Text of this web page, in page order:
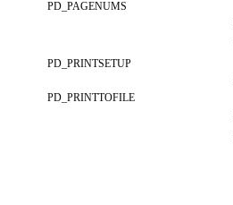
PD_PAGENUMS
PD_PRINTSETUP
PD_PRINTTOFILE